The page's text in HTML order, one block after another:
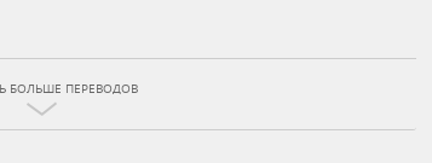
БОЛЬШЕ ПЕРЕВОДОВ